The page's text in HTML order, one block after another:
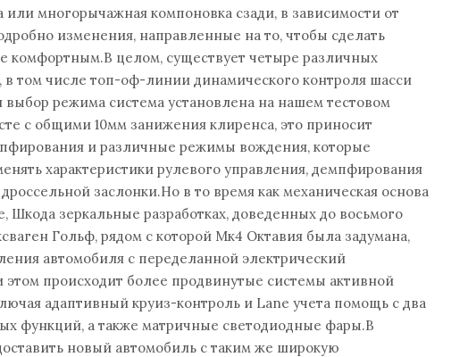
или многорычажная компоновка сзади, в зависимости от
изменения, направленные на то, чтобы сделать
комфортным.В целом, существует четыре различных
в том числе топ-оф-линии динамического контроля шасси
режима система установлена на нашем тестовом
с общими 10мм занижения клиренса, это приносит
и различные режимы вождения, которые
характеристики рулевого управления, демпфирования
заслонки.Но в то время как механическая основа
Шкода зеркальные разработках, доведенных до восьмого
Гольф, рядом с которой Мк4 Октавия была задумана,
автомобиля с переделанной электрический
этом происходит более продвинутые системы активной
адаптивный круиз-контроль и Lane учета помощь с два
функций, а также матричные светодиодные фары.В
новый автомобиль с таким же широкую